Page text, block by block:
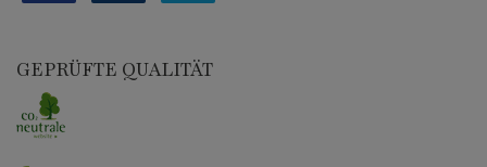
GEPRÜFTE QUALITÄT